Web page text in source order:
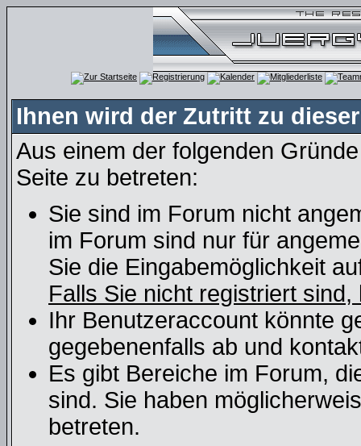
Ihnen wird der Zutritt zu
Aus einem der folgenden
Seite zu betreten:
Sie sind im Forum nicht
im Forum sind nur für
Sie die Eingabemöglichkeit
Falls Sie nicht registriert
Ihr Benutzeraccount könnte
gegebenenfalls ab und
Es gibt Bereiche im Forum,
sind. Sie haben
betreten.